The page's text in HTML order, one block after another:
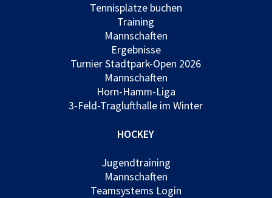
Tennisplätze buchen
Training
Mannschaften
Ergebnisse
Turnier Stadtpark-Open 2026
Mannschaften
Horn-Hamm-Liga
3-Feld-Traglufthalle im Winter
HOCKEY
Jugendtraining
Mannschaften
Teamsystems Login